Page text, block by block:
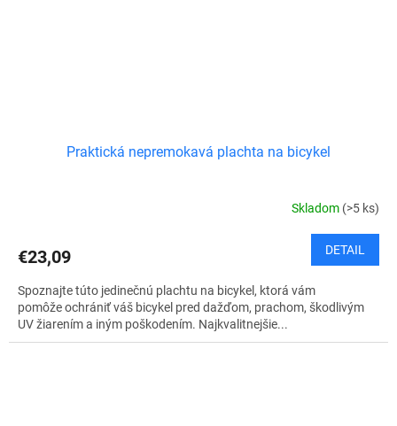
Praktická nepremokavá plachta na bicykel
Skladom (>5 ks)
€23,09 DETAIL
Spoznajte túto jedinečnú plachtu na bicykel, ktorá vám
pomôže ochrániť váš bicykel pred dažďom, prachom, škodlivým
UV žiarením a iným poškodením. Najkvalitnejšie...